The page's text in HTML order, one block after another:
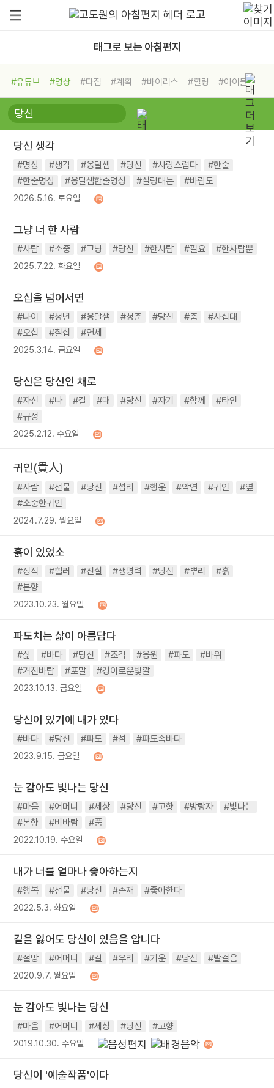
태그로 보는 아침편지
#유튜브 #명상 #다짐 #계획 #바이러스 #힐링
#아이들
#비전캠프
#독서캠프 #삶
#희망
#나눔 #친구 #링컨학교
#독서
#건강
당신 생각
#명상 #생각 #옹달샘 #당신 #사랑스럽다
#한줄
#한줄명상
#옹달샘한줄명상 #살랑대는 #바람도
2026.5.16. 토요일
그냥 너 한 사람
#사람 #소중 #그냥 #당신 #한사람 #필요 #한사람뿐
2025.7.22. 화요일
오십을 넘어서면
#나이 #청년 #옹달샘 #청춘 #당신 #춤
#사십대
#오십
#칠십 #연세
2025.3.14. 금요일
당신은 당신인 채로
#자신 #나 #길 #때 #당신 #자기 #함께
#타인
#규정
2025.2.12. 수요일
귀인(貴人)
#사람 #선물 #당신 #섭리 #행운 #악연 #귀인
#옆
#소중한귀인
2024.7.29. 월요일
흙이 있었소
#정직 #힐러 #진실 #생명력 #당신 #뿌리
#흙
#본향
2023.10.23. 월요일
파도치는 삶이 아름답다
#삶 #바다 #당신 #조각 #응원 #파도
#바위
#거친바람
#포말 #경이로운빛깔
2023.10.13. 금요일
당신이 있기에 내가 있다
#바다 #당신 #파도 #섬 #파도속바다
2023.9.15. 금요일
눈 감아도 빛나는 당신
#마음 #어머니 #세상 #당신 #고향 #방랑자
#빛나는
#본향
#비바람 #품
2022.10.19. 수요일
내가 너를 얼마나 좋아하는지
#행복 #선물 #당신 #존재 #좋아한다
2022.5.3. 화요일
길을 잃어도 당신이 있음을 압니다
#절망 #어머니 #길 #우리 #기운 #당신 #발걸음
2020.9.7. 월요일
눈 감아도 빛나는 당신
#마음 #어머니 #세상 #당신 #고향
2019.10.30. 수요일
당신이 '예술작품'이다